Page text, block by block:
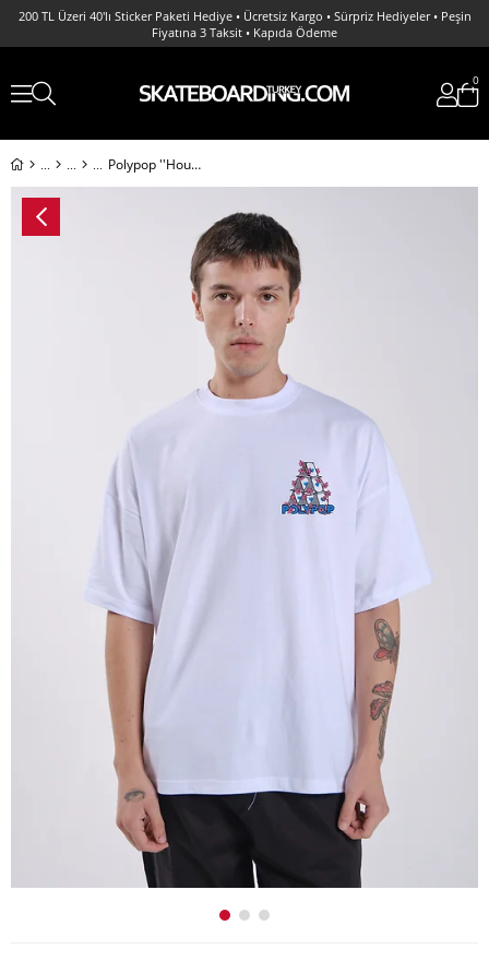
200 TL Üzeri 40'lı Sticker Paketi Hediye • Ücretsiz Kargo • Sürpriz Hediyeler • Peşin
Fiyatına 3 Taksit • Kapıda Ödeme
0
Polypop ''House of Cards'' Oversize Boxy Fit T-Shirt